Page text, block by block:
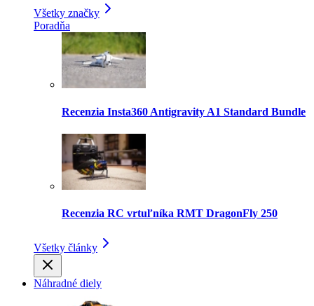
Všetky značky
Poradňa
Recenzia Insta360 Antigravity A1 Standard Bundle
Recenzia RC vrtuľníka RMT DragonFly 250
Všetky články
Náhradné diely